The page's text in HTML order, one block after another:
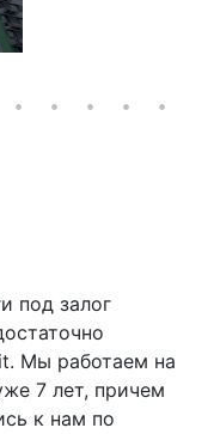
под залог
Мы работаем на
7 лет, причем
к нам по